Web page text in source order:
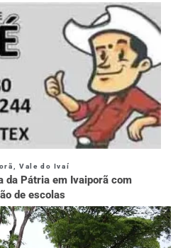
Vale do Ivaí
da Pátria em Ivaiporã com
de escolas